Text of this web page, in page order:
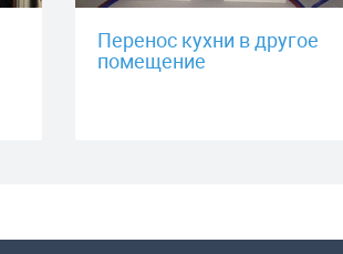
Перенос кухни в другое
помещение